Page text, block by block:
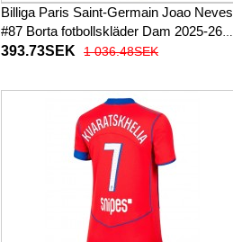
Billiga Paris Saint-Germain Joao Neves
#87 Borta fotbollskläder Dam 2025-26
Kortärmad
393.73SEK 1 036.48SEK